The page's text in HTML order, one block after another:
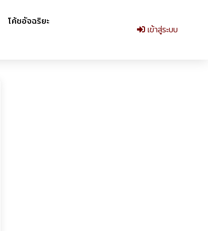
โค้ชอัจฉริยะ
เข้าสู่ระบบ